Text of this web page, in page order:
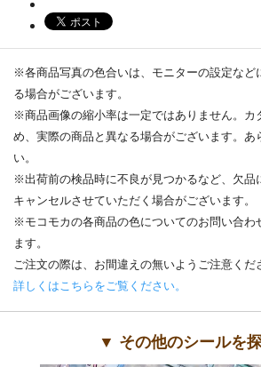
※各商品写真の色合いは、モニターの設定など
る場合がございます。
※商品画像の縮小率は一定ではありません。カ
め、実際の商品と異なる場合がございます。あ
い。
※出荷前の検品時に不良が見つかるなど、欠品
キャンセルさせていただく場合がございます。
※モコモカの各商品の色についてのお問い合わ
ます。
ご注文の際は、お間違えの無いようご注意くだ
詳しくはこちらをご覧ください。
▼ その他のシールを